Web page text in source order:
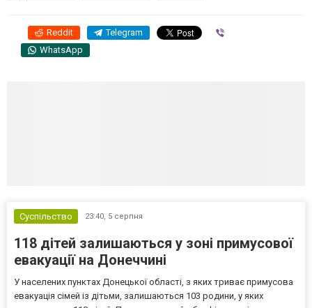
Reddit Telegram
WhatsApp
Суспільство 23:40, 5 серпня
118 дітей залишаються у зоні примусової
евакуації на Донеччині
У населених пунктах Донецької області, з яких триває примусова
евакуація сімей із дітьми, залишаються 103 родини, у яких